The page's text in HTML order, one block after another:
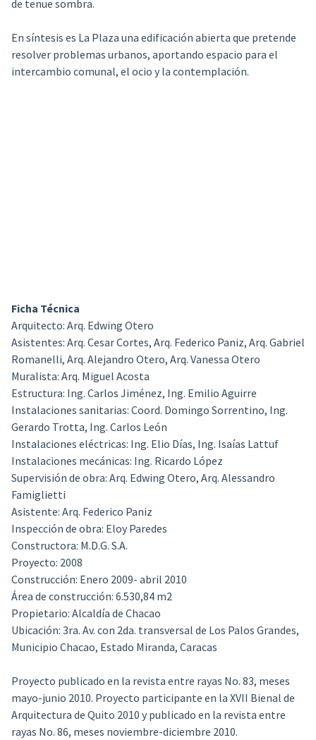
de tenue sombra.
En síntesis es La Plaza una edificación abierta que pretende
resolver problemas urbanos, aportando espacio para el
intercambio comunal, el ocio y la contemplación.
Ficha Técnica
Arquitecto: Arq. Edwing Otero
Asistentes: Arq. Cesar Cortes, Arq. Federico Paniz, Arq. Gabriel
Romanelli, Arq. Alejandro Otero, Arq. Vanessa Otero
Muralista: Arq. Miguel Acosta
Estructura: Ing. Carlos Jiménez, Ing. Emilio Aguirre
Instalaciones sanitarias: Coord. Domingo Sorrentino, Ing.
Gerardo Trotta, Ing. Carlos León
Instalaciones eléctricas: Ing. Elio Días, Ing. Isaías Lattuf
Instalaciones mecánicas: Ing. Ricardo López
Supervisión de obra: Arq. Edwing Otero, Arq. Alessandro
Famiglietti
Asistente: Arq. Federico Paniz
Inspección de obra: Eloy Paredes
Constructora: M.D.G. S.A.
Proyecto: 2008
Construcción: Enero 2009- abril 2010
Área de construcción: 6.530,84 m2
Propietario: Alcaldía de Chacao
Ubicación: 3ra. Av. con 2da. transversal de Los Palos Grandes,
Municipio Chacao, Estado Miranda, Caracas
Proyecto publicado en la revista entre rayas No. 83, meses
mayo-junio 2010. Proyecto participante en la XVII Bienal de
Arquitectura de Quito 2010 y publicado en la revista entre
rayas No. 86, meses noviembre-diciembre 2010.